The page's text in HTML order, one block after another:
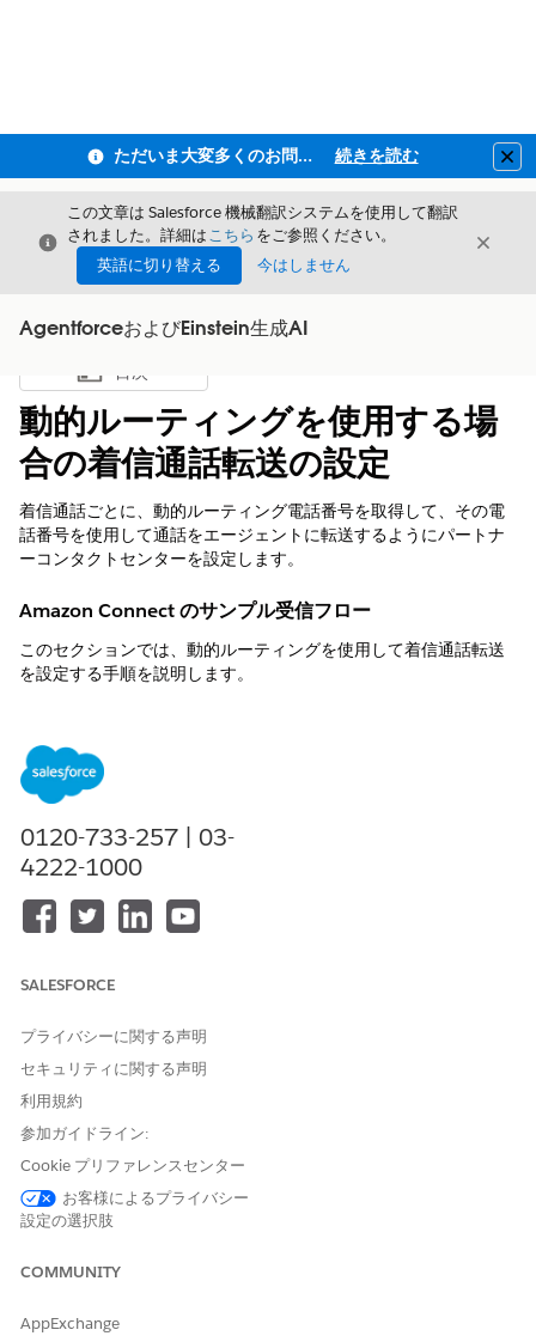
ただいま大変多くのお問い合わせをいただいており、ご連絡までにお時間を頂戴しております 続きを読む
閉じる
この文章は Salesforce 機械翻訳システムを使用して翻訳
されました。詳細はこちら をご参照ください。
英語に切り替える
今はしません
閉じる
AgentforceおよびEinstein生成AI
目次を表示
目次
動的ルーティングを使用する場
合の着信通話転送の設定
着信通話ごとに、動的ルーティング電話番号を取得して、その電
話番号を使用して通話をエージェントに転送するようにパートナ
ーコンタクトセンターを設定します。
Amazon Connect のサンプル受信フロー
このセクションでは、動的ルーティングを使用して着信通話転送
を設定する手順を説明します。
数ブロックを追加します。
コンタクトセンターが所在する国を取得するには、[Get
す。
着信コールの動的ルーティング番号を取得するには、Lambda
この関数は、 reserveRoutableNumber Salesforce テレフォ
ニー API
をコールします。API に必要な入力パラメーターを
す。
0120-733-257 | 03-
4222-1000
SALESFORCE
プライバシーに関する声明
セキュリティに関する声明
利用規約
参加ガイドライン:
Cookie プリファレンスセンター
お客様によるプライバシー
設定の選択肢
COMMUNITY
AppExchange